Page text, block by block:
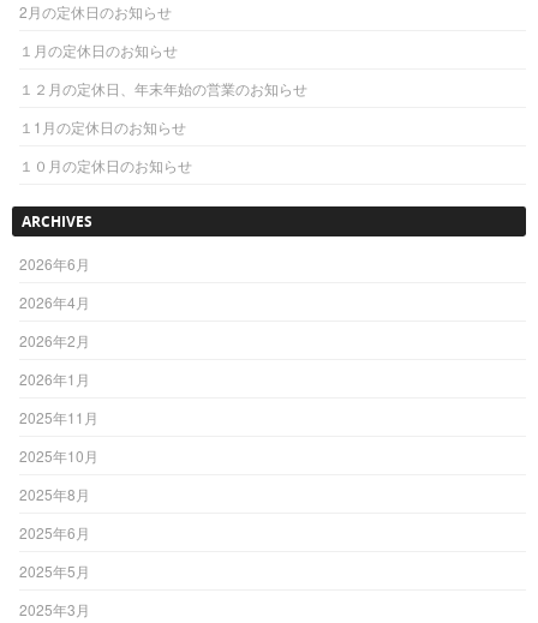
2月の定休日のお知らせ
１月の定休日のお知らせ
１２月の定休日、年末年始の営業のお知らせ
１1月の定休日のお知らせ
１０月の定休日のお知らせ
ARCHIVES
2026年6月
2026年4月
2026年2月
2026年1月
2025年11月
2025年10月
2025年8月
2025年6月
2025年5月
2025年3月